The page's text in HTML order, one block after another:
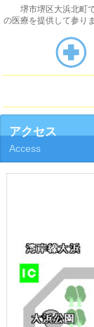
堺市堺区大浜北町で
の医療を提供して参り
アクセス
Access